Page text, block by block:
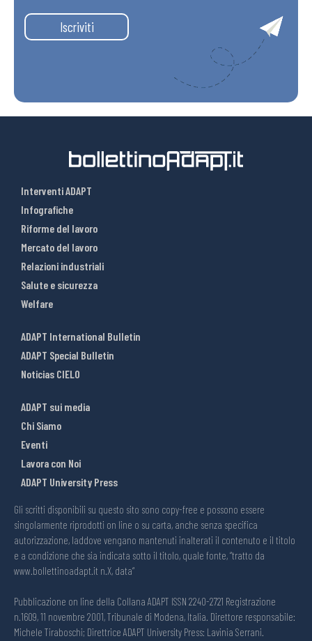
Iscriviti
Interventi ADAPT
Infografiche
Riforme del lavoro
Mercato del lavoro
Relazioni industriali
Salute e sicurezza
Welfare
ADAPT International Bulletin
ADAPT Special Bulletin
Noticias CIELO
ADAPT sui media
Chi Siamo
Eventi
Lavora con Noi
ADAPT University Press
Gli scritti disponibili su questo sito sono copy-free e possono essere
singolarmente riprodotti on line o su carta, anche senza specifica
autorizzazione, laddove vengano mantenuti inalterati il contenuto e il titolo
e a condizione che sia indicata sotto il titolo, quale fonte, “tratto da
www.bollettinoadapt.it n.X, data“
Pubblicazione on line della Collana ADAPT ISSN 2240-2721 Registrazione
n.1609, 11 novembre 2001, Tribunale di Modena, Italia. Direttore responsabile:
Michele Tiraboschi; Direttrice ADAPT University Press: Lavinia Serrani.